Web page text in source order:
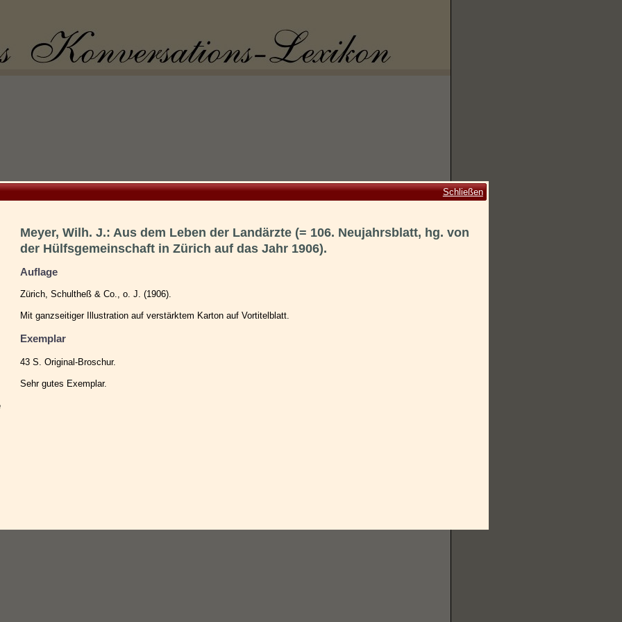
Schließen
Meyer, Wilh. J.: Aus dem Leben der Landärzte (= 106. Neujahrsblatt, hg. von
der Hülfsgemeinschaft in Zürich auf das Jahr 1906).
Auflage
Zürich, Schultheß & Co., o. J. (1906).
Mit ganzseitiger Illustration auf verstärktem Karton auf Vortitelblatt.
Exemplar
43 S. Original-Broschur.
Sehr gutes Exemplar.